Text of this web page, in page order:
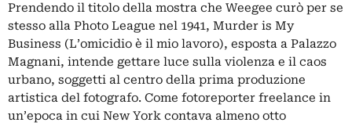
Prendendo il titolo della mostra che Weegee curò per se
stesso alla Photo League nel 1941, Murder is My
Business (L’omicidio è il mio lavoro), esposta a Palazzo
Magnani, intende gettare luce sulla violenza e il caos
urbano, soggetti al centro della prima produzione
artistica del fotografo. Come fotoreporter freelance in
un’epoca in cui New York contava almeno otto